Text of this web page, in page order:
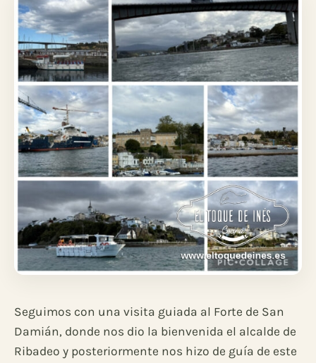
Seguimos con una visita guiada al Forte de San
Damián, donde nos dio la bienvenida el alcalde de
Ribadeo y posteriormente nos hizo de guía de este